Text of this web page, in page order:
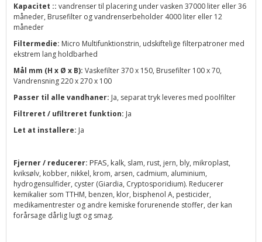
Kapacitet :: vandrenser til placering under vasken 37000 liter eller 36
måneder, Brusefilter og vandrenserbeholder 4000 liter eller 12
måneder
Filtermedie: Micro Multifunktionstrin, udskiftelige filterpatroner med
ekstrem lang holdbarhed
Mål mm (H x Ø x B): Vaskefilter 370 x 150, Brusefilter 100 x 70,
Vandrensning 220 x 270 x 100
Passer til alle vandhaner: Ja, separat tryk leveres med poolfilter
Filtreret / ufiltreret funktion: Ja
Let at installere: Ja
Fjerner / reducerer: PFAS, kalk, slam, rust, jern, bly, mikroplast,
kviksølv, kobber, nikkel, krom, arsen, cadmium, aluminium,
hydrogensulfider, cyster (Giardia, Cryptosporidium). Reducerer
kemikalier som TTHM, benzen, klor, bisphenol A, pesticider,
medikamentrester og andre kemiske forurenende stoffer, der kan
forårsage dårlig lugt og smag.